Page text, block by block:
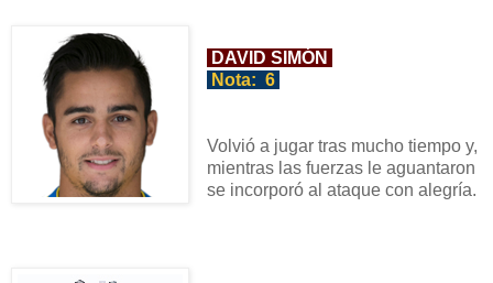
DAVID SIMÓN
Nota: 6
Volvió a jugar tras mucho tiempo y,
mientras las fuerzas le aguantaron
se incorporó al ataque con alegría.